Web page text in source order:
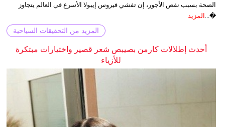
الصحة بسبب نقص الأجور، إن تفشي فيروس إيبولا الأسرع في العالم يتجاوز
�...
المزيد
المزيد من التحقيقات السياحية
أحدث إطلالات كارمن بصيبص شعر قصير واختيارات مبتكرة
للأزياء